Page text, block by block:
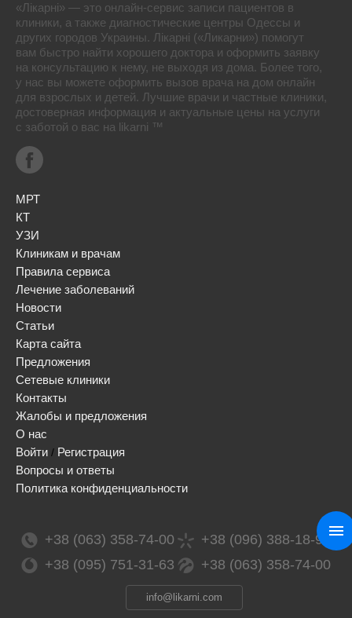
«Лікарні» — это онлайн-сервис записи пациентов в
клиники, а также диагностические центры Одессы и
других городов Украины. Лікарні («Ликарни») помогут
вам быстро найти хорошего доктора и оформить заявку
на консультацию к нему, не выходя из дома. Более того,
у нас вы можете оформить вызов врача на дом онлайн
для взрослых и детей. Лучшие врачи и частные клиники,
достоверная информация и актуальные цены на услуги
с заботой о вас на likarni ™
МРТ
КТ
УЗИ
Клиникам и врачам
Правила сервиса
Лечение заболеваний
Новости
Статьи
Карта сайта
Предложения
Сетевые клиники
Контакты
Жалобы и предложения
О нас
Войти / Регистрация
Вопросы и ответы
Политика конфиденциальности
+38 (063) 358-74-00
+38 (096) 388-18-99
+38 (095) 751-31-63
+38 (063) 358-74-00
info@likarni.com